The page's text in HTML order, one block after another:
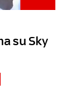
su Sky